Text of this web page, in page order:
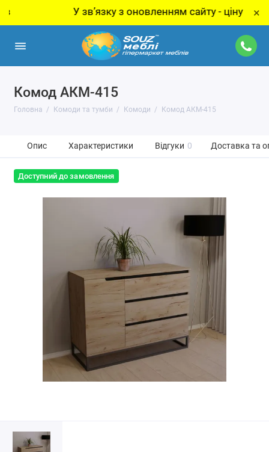
У звʼязку з оновленням сайту - ціну за товар×
Комод АКМ-415
Головна Комоди та тумби Комоди Комод АКМ-415
Опис Характеристики Відгуки 0 Доставка та
Доступний до замовлення